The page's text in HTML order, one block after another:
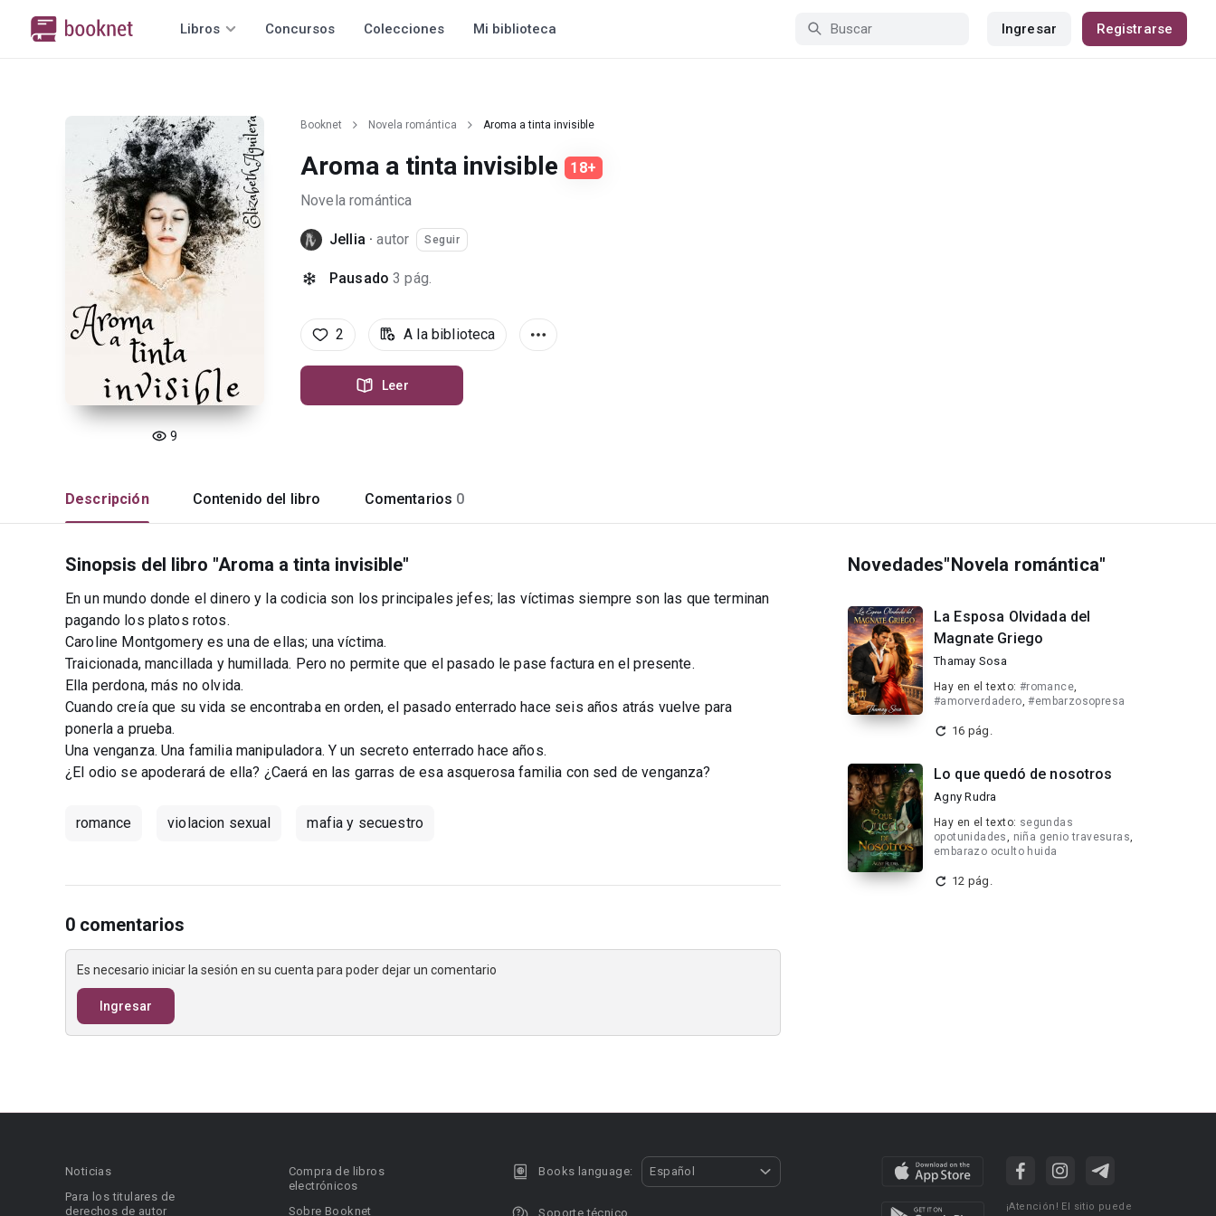
Libros Concursos Colecciones Mi biblioteca Ingresar Registrarse
9
Booknet Novela romántica Aroma a tinta invisible
Aroma a tinta invisible
18+
Novela romántica
Jellia ·autor Seguir
Pausado 3 pág.
2 A la biblioteca
Leer
Descripción Contenido del libro Comentarios 0
Sinopsis del libro "Aroma a tinta invisible"
En un mundo donde el dinero y la codicia son los principales jefes; las víctimas siempre son las que terminan
pagando los platos rotos.
Caroline Montgomery es una de ellas; una víctima.
Traicionada, mancillada y humillada. Pero no permite que el pasado le pase factura en el presente.
Ella perdona, más no olvida.
Cuando creía que su vida se encontraba en orden, el pasado enterrado hace seis años atrás vuelve para
ponerla a prueba.
Una venganza. Una familia manipuladora. Y un secreto enterrado hace años.
¿El odio se apoderará de ella? ¿Caerá en las garras de esa asquerosa familia con sed de venganza?
romance violacion sexual mafia y secuestro
0 comentarios
Es necesario iniciar la sesión en su cuenta para poder dejar un comentario
Ingresar
Novedades"Novela romántica"
La Esposa Olvidada del
Magnate Griego
Thamay Sosa
Hay en el texto: #romance,
#amorverdadero,#embarzosopresa
16 pág.
Lo que quedó de nosotros
Agny Rudra
Hay en el texto: segundas
opotunidades, niña genio travesuras,
embarazo oculto huida
12 pág.
Noticias
Para los titulares de
derechos de autor
Compra de libros
electrónicos
Sobre Booknet
Books language: Español
Soporte técnico
¡Atención! El sitio puede